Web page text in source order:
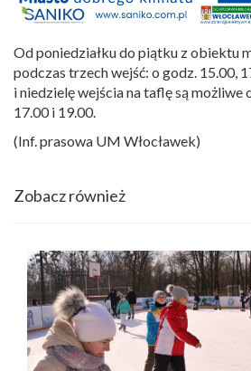
Od poniedziałku do piątku z obiektu
podczas trzech wejść: o godz. 15.00,
i niedzielę wejścia na taflę są możliwe
17.00 i 19.00.
(Inf. prasowa UM Włocławek)
Zobacz również